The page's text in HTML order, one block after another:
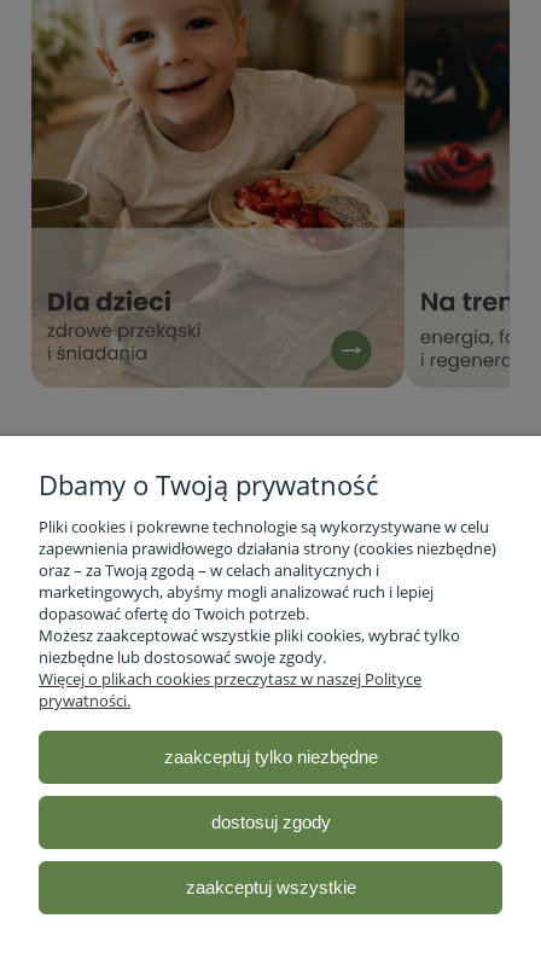
Informacje o firmie
Obsługa klienta
Moje konto
Sklep ze zdrową żywnością - Stacja Bio| ul. lubelska 46 2/12,
533 750 361| NIP: 5170418066
Odwiedź nasz profil naFacebooku!
Dbamy o Twoją prywatność
Pliki cookies i pokrewne technologie są wykorzystywane w celu
zapewnienia prawidłowego działania strony (cookies niezbędne)
oraz – za Twoją zgodą – w celach analitycznych i
marketingowych, abyśmy mogli analizować ruch i lepiej
dopasować ofertę do Twoich potrzeb.
Możesz zaakceptować wszystkie pliki cookies, wybrać tylko
niezbędne lub dostosować swoje zgody.
Więcej o plikach cookies przeczytasz w naszej Polityce
prywatności.
zaakceptuj tylko niezbędne
dostosuj zgody
zaakceptuj wszystkie